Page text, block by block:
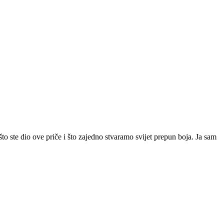
ste dio ove priče i što zajedno stvaramo svijet prepun boja. Ja sam